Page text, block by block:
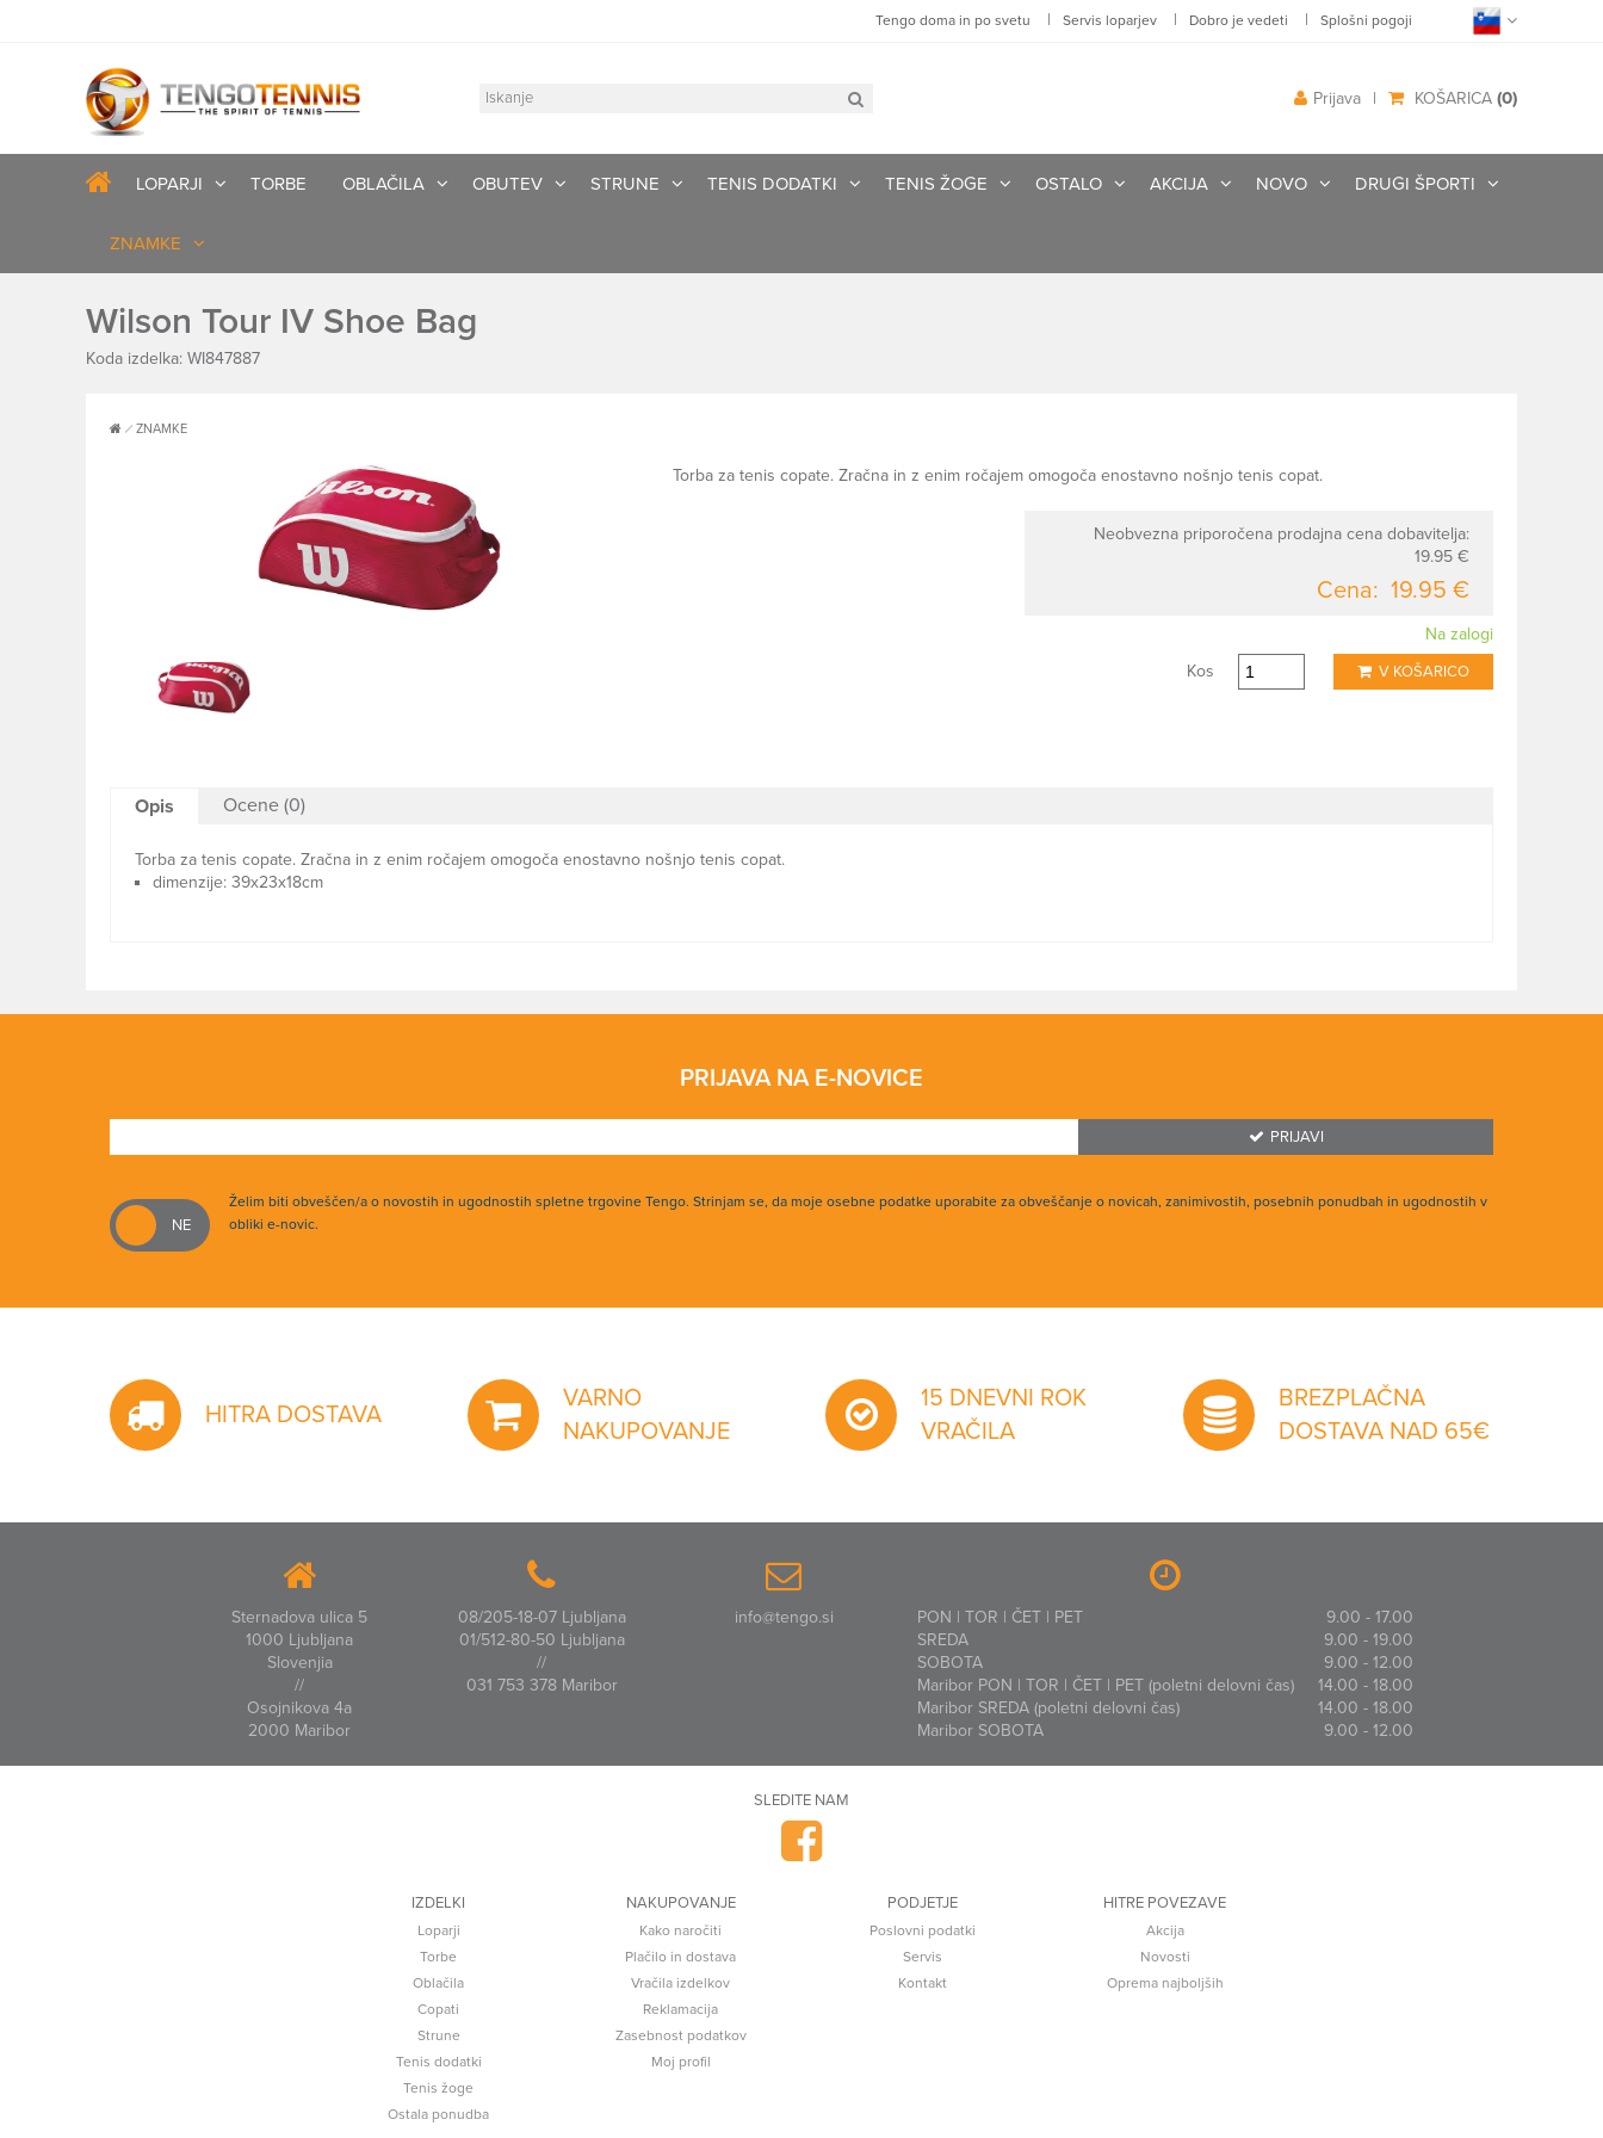
Tengo doma in po svetu | Servis loparjev | Dobro je vedeti | Splošni pogoji
KOŠARICA (0)
|
Prijava
LOPARJI TORBE OBLAČILA OBUTEV STRUNE TENIS DODATKI TENIS ŽOGE OSTALO AKCIJA NOVO DRUGI ŠPORTI
ZNAMKE
Wilson Tour IV Shoe Bag
Koda izdelka: WI847887
ZNAMKE
Torba za tenis copate. Zračna in z enim ročajem omogoča enostavno nošnjo tenis copat.
Neobvezna priporočena prodajna cena dobavitelja:
19.95 €
Cena: 19.95 €
Na zalogi
Kos
V KOŠARICO
Opis Ocene (0)
Torba za tenis copate. Zračna in z enim ročajem omogoča enostavno nošnjo tenis copat.
dimenzije: 39x23x18cm
PRIJAVA NA E-NOVICE
PRIJAVI
Želim biti obveščen/a o novostih in ugodnostih spletne trgovine Tengo. Strinjam se, da moje osebne podatke uporabite za obveščanje o novicah, zanimivostih, posebnih ponudbah in ugodnostih v
obliki e-novic.
HITRA DOSTAVA
VARNO
NAKUPOVANJE
15 DNEVNI ROK
VRAČILA
BREZPLAČNA
DOSTAVA NAD 65€
Sternadova ulica 5
1000 Ljubljana
Slovenjia
//
Osojnikova 4a
2000 Maribor
08/205-18-07 Ljubljana
01/512-80-50 Ljubljana
//
031 753 378 Maribor
info@tengo.si PON | TOR | ČET | PET
9.00 - 17.00
SREDA
9.00 - 19.00
SOBOTA
9.00 - 12.00
Maribor PON | TOR | ČET | PET (poletni delovni čas)
14.00 - 18.00
Maribor SREDA (poletni delovni čas)
14.00 - 18.00
Maribor SOBOTA
9.00 - 12.00
SLEDITE NAM
IZDELKI
Loparji
Torbe
Oblačila
Copati
Strune
Tenis dodatki
Tenis žoge
Ostala ponudba
NAKUPOVANJE
Kako naročiti
Plačilo in dostava
Vračila izdelkov
Reklamacija
Zasebnost podatkov
Moj profil
PODJETJE
Poslovni podatki
Servis
Kontakt
HITRE POVEZAVE
Akcija
Novosti
Oprema najboljših